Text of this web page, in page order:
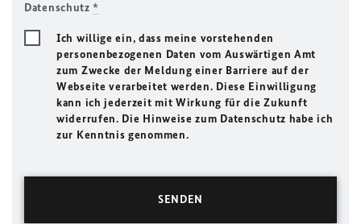
Datenschutz*
Ich willige ein, dass meine vorstehenden
personenbezogenen Daten vom Auswärtigen Amt
zum Zwecke der Meldung einer Barriere auf der
Webseite verarbeitet werden. Diese Einwilligung
kann ich jederzeit mit Wirkung für die Zukunft
widerrufen. Die Hinweise zum Datenschutz habe ich
zur Kenntnis genommen.